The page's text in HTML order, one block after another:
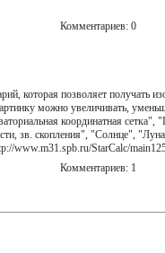
Комментариев: 0
которая позволяет
можно увеличивать,
координатная
зв. скопления", "Солнце",
www.m31.spb.ru/StarCalc/
Комментариев: 1